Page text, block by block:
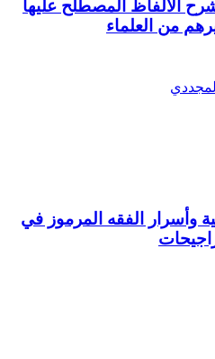
الألفاظ المصطلح عليها
من العلماء
وأسرار الفقه المرموز في